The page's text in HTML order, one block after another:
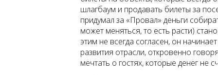
шлагбаум и продавать билеты за
придумал за «Провал» деньги
может меняться, то есть расти)
этим не всегда согласен, он
развития отрасли, откровенно
мечтать о гостях, которые денег не